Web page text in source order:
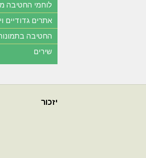
לוחמי החטיבה
אתרים גדודיים
החטיבה
שירים
יזכור